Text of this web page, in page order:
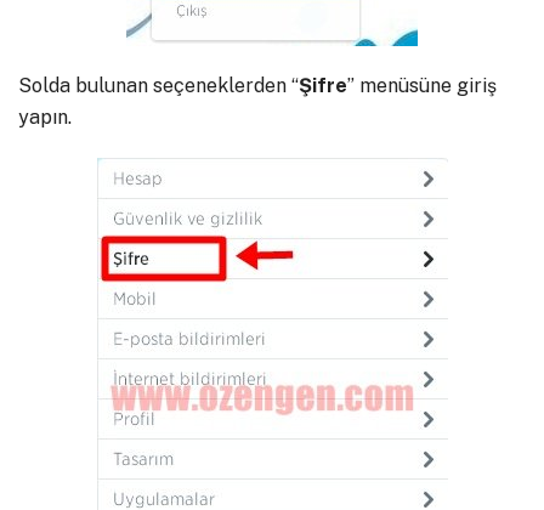
Solda bulunan seçeneklerden “Şifre” menüsüne giriş
yapın.